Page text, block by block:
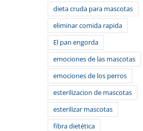
dieta cruda para mascotas
eliminar comida rapida
El pan engorda
emociones de las mascotas
emociones de los perros
esterilizacion de mascotas
esterilizar mascotas
fibra dietética